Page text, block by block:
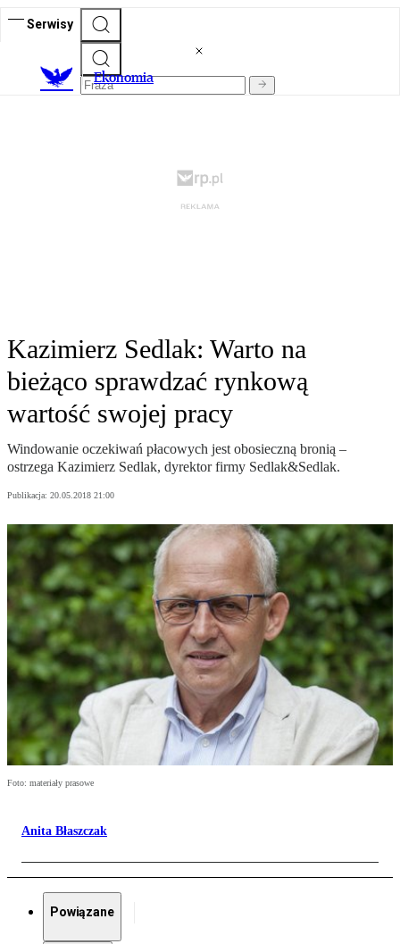
Serwisy
Ekonomia
Kazimierz Sedlak: Warto na
bieżąco sprawdzać rynkową
wartość swojej pracy
Windowanie oczekiwań płacowych jest obosieczną bronią –
ostrzega Kazimierz Sedlak, dyrektor firmy Sedlak&Sedlak.
Publikacja: 20.05.2018 21:00
Foto: materiały prasowe
Anita Błaszczak
Powiązane